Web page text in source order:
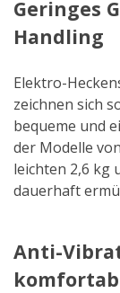
Geringes
Handling
Elektro-
zeichnen sich
bequeme und
der Modelle
leichten 2,6 kg
dauerhaft
Anti-